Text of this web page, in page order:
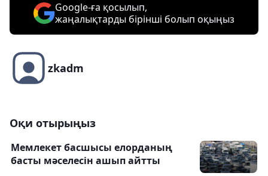
Google-ға қосылып,
жаңалықтарды бірінші болып оқыңыз
zkadm
Оқи отырыңыз
Мемлекет басшысы елорданың
басты мәселесін ашып айтты